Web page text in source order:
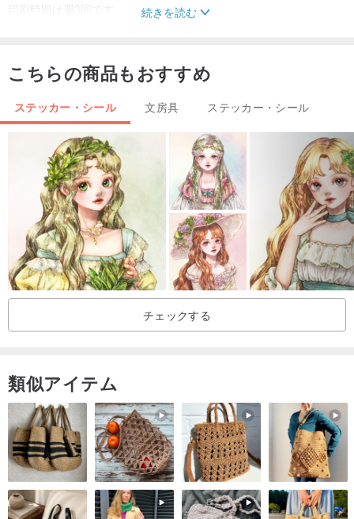
印刷時間は週3回です
今度は名前シールはオプションです。
No.1の背景色を選択した場合は、16色すべての背景色が1色になり
9番目を選択すると、各色に2つあります。
備考に星座をお知らせください
あなたはデザイナーの情報を与える必要があります：
例：癌女性第1色名（大きな美しさ）
/
注：各モバイルコンピュータの輝度が異なるため
したがって、サイズは異なります。
起源/製造方法
台湾のデザインハンドカット
続きを読む
こちらの商品もおすすめ
ステッカー・シール 文房具 ステッカー・シール
チェックする
類似アイテム